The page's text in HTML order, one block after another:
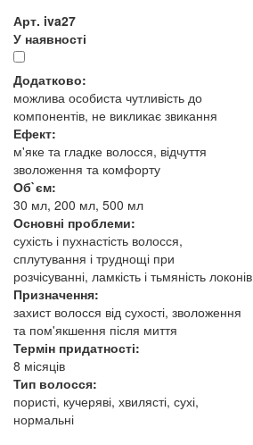
Арт. iva27
У наявності
Додатково:
можлива особиста чутливість до
компонентів, не викликає звикання
Ефект:
м'яке та гладке волосся, відчуття
зволоження та комфорту
Об`єм:
30 мл, 200 мл, 500 мл
Основні проблеми:
сухість і пухнастість волосся,
сплутування і труднощі при
розчісуванні, ламкість і тьмяність локонів
Призначення:
захист волосся від сухості, зволоження
та пом'якшення після миття
Термін придатності:
8 місяців
Тип волосся:
пористі, кучеряві, хвилясті, сухі,
нормальні